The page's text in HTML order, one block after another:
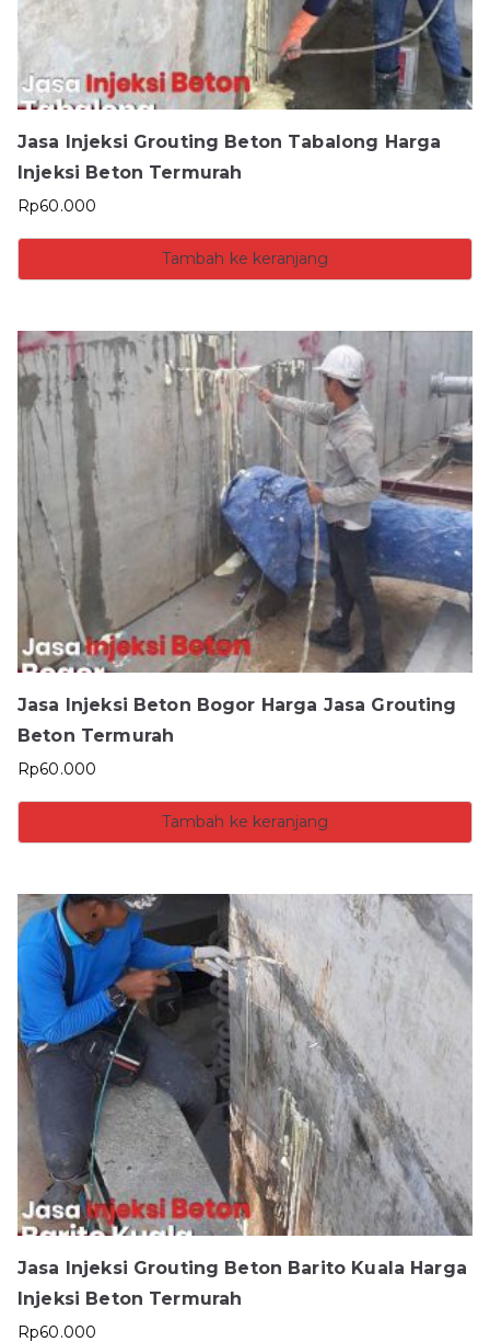
Jasa Injeksi Grouting Beton Tabalong Harga
Injeksi Beton Termurah
Rp60.000
Tambah ke keranjang
Jasa Injeksi Beton Bogor Harga Jasa Grouting
Beton Termurah
Rp60.000
Tambah ke keranjang
Jasa Injeksi Grouting Beton Barito Kuala Harga
Injeksi Beton Termurah
Rp60.000